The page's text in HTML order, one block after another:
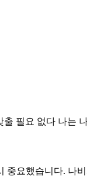
출 필요 없다 나는
요했습니다. 나